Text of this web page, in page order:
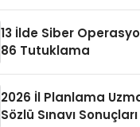
13 İlde Siber
86 Tutuklama
2026 İl Planlama
Sözlü Sınavı